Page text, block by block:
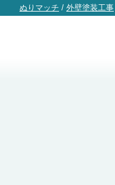
ぬりマッチ / 外壁塗装工事